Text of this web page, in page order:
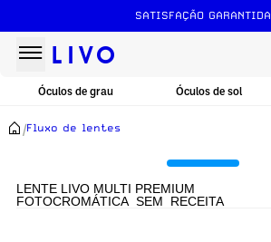
SATISFAÇÃO GARANTIDA
Óculos de grau Óculos de sol
/Fluxo de lentes
LENTE LIVO MULTI PREMIUM
FOTOCROMÁTICA_SEM_RECEITA